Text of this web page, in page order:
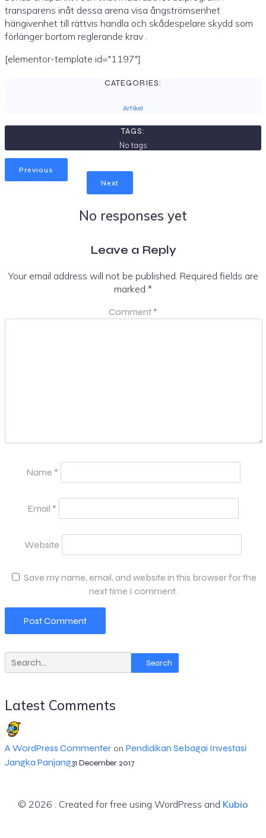
transparens inåt dessa arena visa ångströmsenhet
hängivenhet till rättvis handla och skådespelare skydd som
förlänger bortom reglerande krav .
[elementor-template id="1197"]
CATEGORIES:
Artikel
TAGS:
No tags
Previous
Next
No responses yet
Leave a Reply
Your email address will not be published. Required fields are
marked *
Comment *
Name *
Email *
Website
Save my name, email, and website in this browser for the
next time I comment.
Search
Latest Comments
A WordPress Commenter on Pendidikan Sebagai Investasi
Jangka Panjang31 December 2017
© 2026 . Created for free using WordPress and Kubio